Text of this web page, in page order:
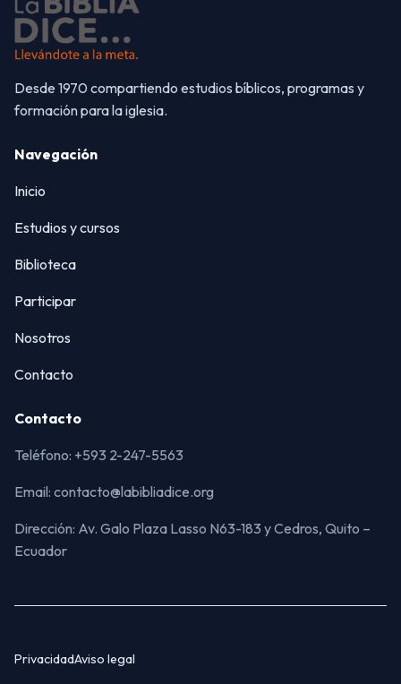
Desde 1970 compartiendo estudios bíblicos, programas y
formación para la iglesia.
Navegación
Inicio
Estudios y cursos
Biblioteca
Participar
Nosotros
Contacto
Contacto
Teléfono: +593 2-247-5563
Email: contacto@labibliadice.org
Dirección: Av. Galo Plaza Lasso N63-183 y Cedros, Quito –
Ecuador
PrivacidadAviso legal